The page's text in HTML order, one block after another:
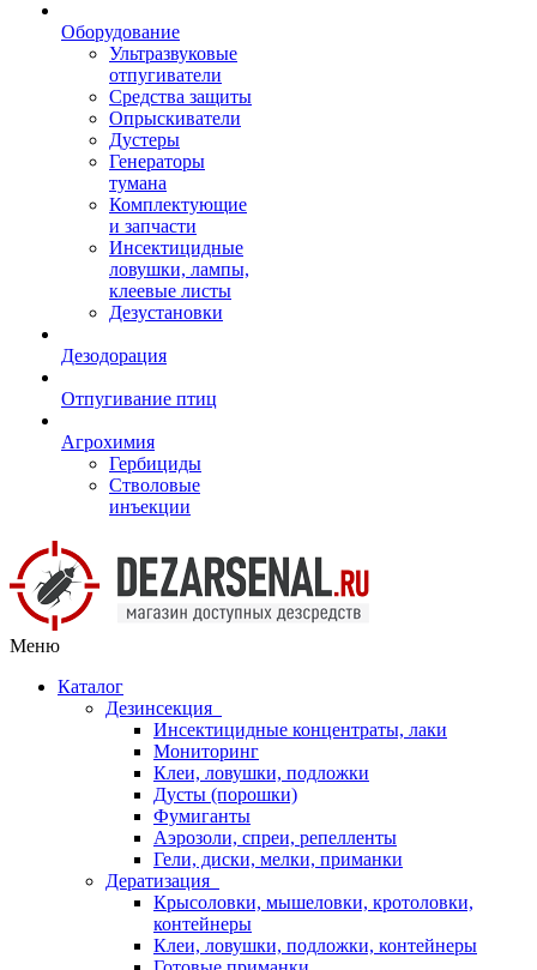
Оборудование
Ультразвуковые
отпугиватели
Средства защиты
Опрыскиватели
Дустеры
Генераторы
тумана
Комплектующие
и запчасти
Инсектицидные
ловушки, лампы,
клеевые листы
Дезустановки
Дезодорация
Отпугивание птиц
Агрохимия
Гербициды
Стволовые
инъекции
Меню
Каталог
Дезинсекция
Инсектицидные концентраты, лаки
Мониторинг
Клеи, ловушки, подложки
Дусты (порошки)
Фумиганты
Аэрозоли, спреи, репелленты
Гели, диски, мелки, приманки
Дератизация
Крысоловки, мышеловки, кротоловки,
контейнеры
Клеи, ловушки, подложки, контейнеры